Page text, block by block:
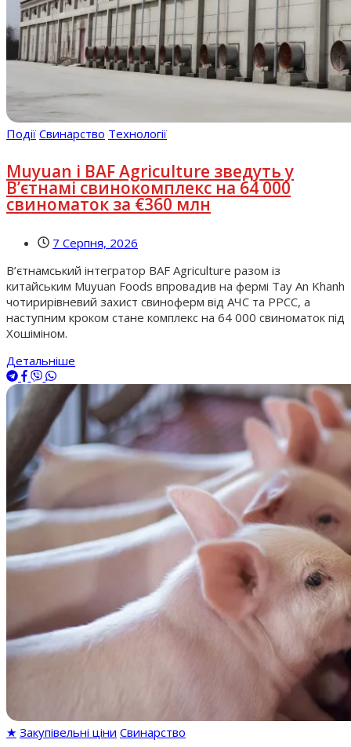
Події Свинарство Технології
Muyuan і BAF Agriculture зведуть у
В’єтнамі свинокомплекс на 64 000
свиноматок за €360 млн
7 Серпня, 2026
В’єтнамський інтегратор BAF Agriculture разом із
китайським Muyuan Foods впровадив на фермі Tay An Khanh
чотирирівневий захист свиноферм від АЧС та РРСС, а
наступним кроком стане комплекс на 64 000 свиноматок під
Хошіміном.
Детальніше
★ Закупівельні ціни Свинарство